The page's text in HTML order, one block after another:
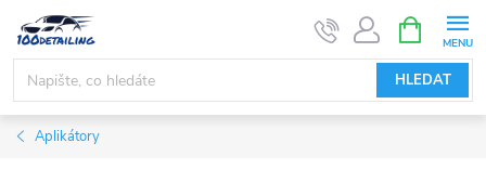
obsah
HLEDAT
NÁKUPNÍ
KOŠÍK
Aplikátory